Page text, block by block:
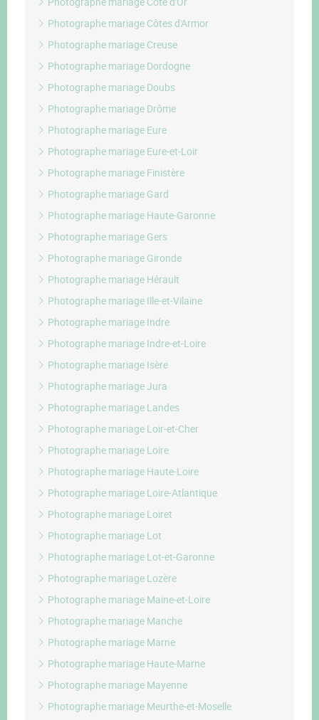
Photographe mariage Côtes d'Armor
Photographe mariage Creuse
Photographe mariage Dordogne
Photographe mariage Doubs
Photographe mariage Drôme
Photographe mariage Eure
Photographe mariage Eure-et-Loir
Photographe mariage Finistère
Photographe mariage Gard
Photographe mariage Haute-Garonne
Photographe mariage Gers
Photographe mariage Gironde
Photographe mariage Hérault
Photographe mariage Ille-et-Vilaine
Photographe mariage Indre
Photographe mariage Indre-et-Loire
Photographe mariage Isère
Photographe mariage Jura
Photographe mariage Landes
Photographe mariage Loir-et-Cher
Photographe mariage Loire
Photographe mariage Haute-Loire
Photographe mariage Loire-Atlantique
Photographe mariage Loiret
Photographe mariage Lot
Photographe mariage Lot-et-Garonne
Photographe mariage Lozère
Photographe mariage Maine-et-Loire
Photographe mariage Manche
Photographe mariage Marne
Photographe mariage Haute-Marne
Photographe mariage Mayenne
Photographe mariage Meurthe-et-Moselle